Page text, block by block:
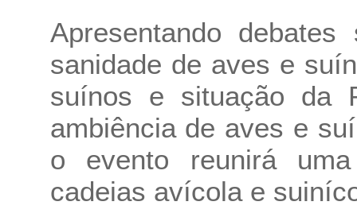
Apresentando
sanidade de aves e
suínos e situação da
ambiência de aves e
o evento reunirá
cadeias avícola e